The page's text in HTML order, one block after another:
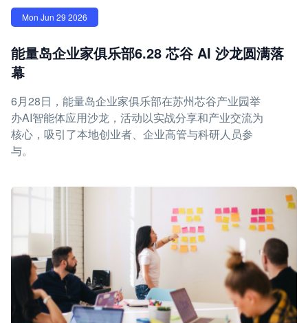
Mon Jun 29 2026
能量岛企业家俱乐部6.28 芯谷 AI 沙龙圆满落
幕
6月28日，能量岛企业家俱乐部在苏州芯谷产业园举
办AI智能体应用沙龙，活动以实战分享和产业交流为
核心，吸引了本地创业者、企业高管与科研人员参
与。